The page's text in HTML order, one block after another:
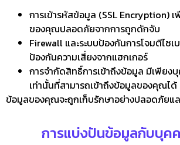
การเข้ารหัสข้อมูล (SSL Encryption) เ
ของคุณปลอดภัยจากการถูกดักจับ
Firewall และระบบป้องกันการโจมตีไซ
ป้องกันความเสี่ยงจากแฮกเกอร์
การจำกัดสิทธิ์การเข้าถึงข้อมูล มีเพียง
เท่านั้นที่สามารถเข้าถึงข้อมูลของคุณได้
ข้อมูลของคุณจะถูกเก็บรักษาอย่างปลอดภัยแ
การแบ่งปันข้อมูลกับบุค